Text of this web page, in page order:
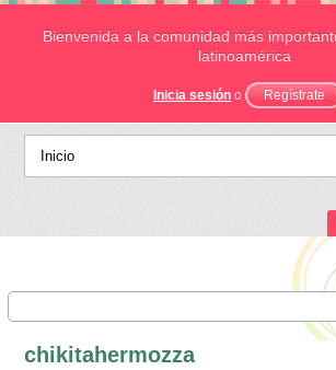
Bienvenida a la comunidad más
latinoamérica
Inicia sesión o Regístrate
chikitahermozza